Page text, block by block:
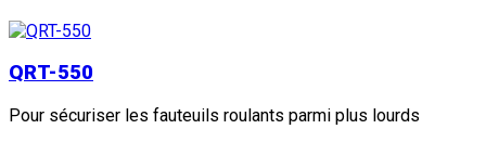
QRT-550
Pour sécuriser les fauteuils roulants parmi plus lourds